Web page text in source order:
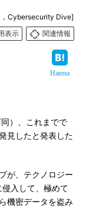
，Cybersecurity Dive]
表示
関連情報
Hatena
）、これまでで
見したと発表した
が、テクノロジー
入して、極めて
機密データを盗み